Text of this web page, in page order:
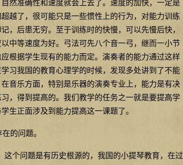
然准确性和速度就会上去了。速度的加快，一定是
越了，很可能只是一些惯性上的行为，对能力训练
，后患无穷。至于训练时的快慢，可以先慢后快，
中等速度为好。弓法可先八个音一弓，继而一小节
根据学生现有的能力而定。演奏者的能力通过这样
习我国的教育心理学的时候，发现多处讲到了不能
音乐方面，特别是乐器的演奏专业上，能力是有决
，得到提高的。我们教学的任务之一就是要提高学
生正面涉及到能力提高这一课题了。
的问题。
个问题是有历史根源的，我国的小提琴教育，在过